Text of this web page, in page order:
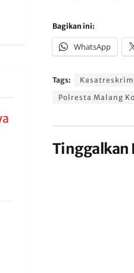
Bagikan ini:
WhatsApp
Tags: Kasatreskrim
Polresta Malang
Tinggalkan